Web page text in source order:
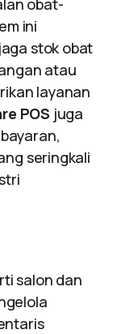
obat-
ini
stok obat
atau
layanan
POS juga
seringkali
salon dan